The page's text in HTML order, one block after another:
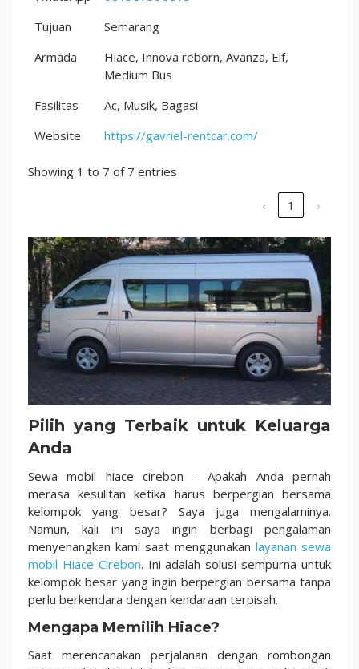
Tujuan
Semarang
Armada
Hiace, Innova reborn, Avanza, Elf,
Medium Bus
Fasilitas
Ac, Musik, Bagasi
Website
https://gavriel-rentcar.com/
Showing 1 to 7 of 7 entries
‹ 1 ›
Pilih yang Terbaik untuk Keluarga
Anda
Sewa mobil hiace cirebon – Apakah Anda pernah
merasa kesulitan ketika harus berpergian bersama
kelompok yang besar? Saya juga mengalaminya.
Namun, kali ini saya ingin berbagi pengalaman
menyenangkan kami saat menggunakan layanan sewa
mobil Hiace Cirebon. Ini adalah solusi sempurna untuk
kelompok besar yang ingin berpergian bersama tanpa
perlu berkendara dengan kendaraan terpisah.
Mengapa Memilih Hiace?
Saat merencanakan perjalanan dengan rombongan